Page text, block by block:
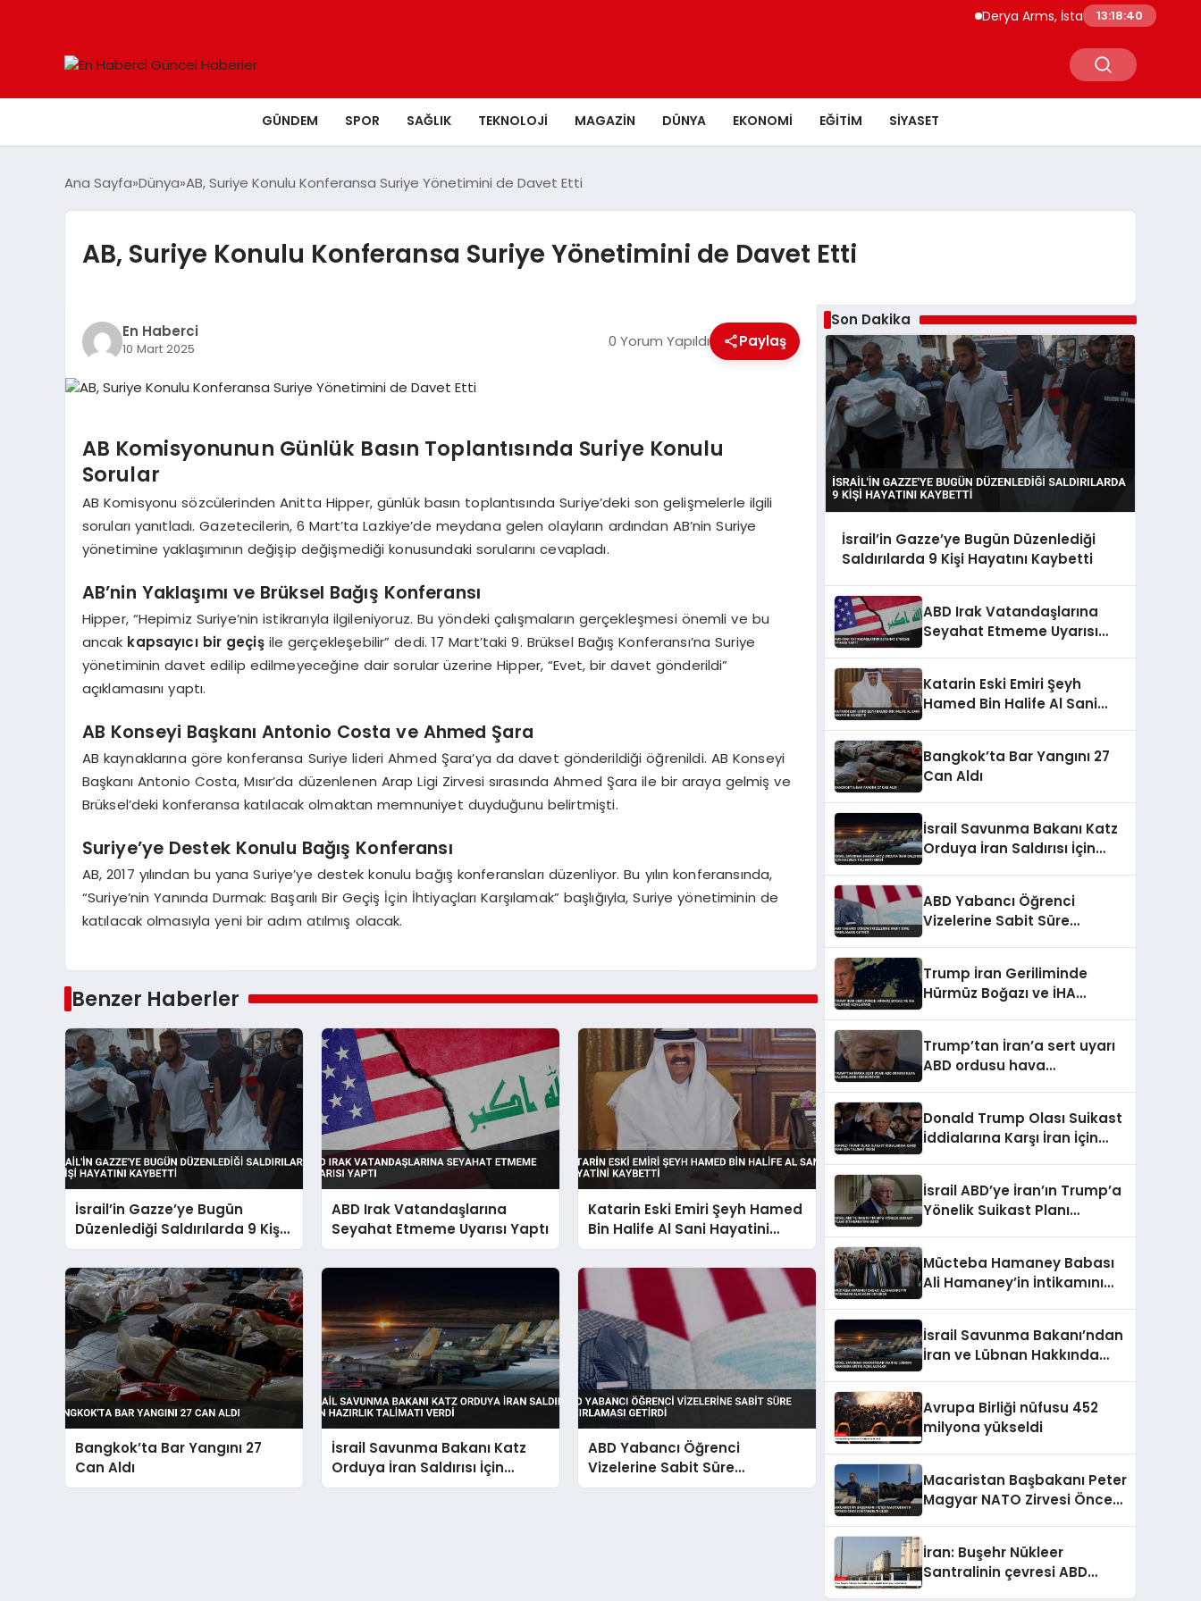
Derya Arms, İstanbul Prohunt
13:18:40
GÜNDEM SPOR SAĞLIK TEKNOLOJI MAGAZIN DÜNYA EKONOMI EĞITIM SIYASET
Ana Sayfa Dünya AB, Suriye Konulu Konferansa Suriye Yönetimini de Davet Etti
AB, Suriye Konulu Konferansa Suriye Yönetimini de Davet Etti
En Haberci
10 Mart 2025 0 Yorum Yapıldı Paylaş
AB Komisyonunun Günlük Basın Toplantısında Suriye Konulu
Sorular
AB Komisyonu sözcülerinden Anitta Hipper, günlük basın toplantısında Suriye’deki son gelişmelerle ilgili
soruları yanıtladı. Gazetecilerin, 6 Mart’ta Lazkiye’de meydana gelen olayların ardından AB’nin Suriye
yönetimine yaklaşımının değişip değişmediği konusundaki sorularını cevapladı.
AB’nin Yaklaşımı ve Brüksel Bağış Konferansı
Hipper, “Hepimiz Suriye’nin istikrarıyla ilgileniyoruz. Bu yöndeki çalışmaların gerçekleşmesi önemli ve bu
ancak kapsayıcı bir geçişile gerçekleşebilir” dedi. 17 Mart’taki 9. Brüksel Bağış Konferansı’na Suriye
yönetiminin davet edilip edilmeyeceğine dair sorular üzerine Hipper, “Evet, bir davet gönderildi”
açıklamasını yaptı.
AB Konseyi Başkanı Antonio Costa ve Ahmed Şara
AB kaynaklarına göre konferansa Suriye lideri Ahmed Şara’ya da davet gönderildiği öğrenildi. AB Konseyi
Başkanı Antonio Costa, Mısır’da düzenlenen Arap Ligi Zirvesi sırasında Ahmed Şara ile bir araya gelmiş ve
Brüksel’deki konferansa katılacak olmaktan memnuniyet duyduğunu belirtmişti.
Suriye’ye Destek Konulu Bağış Konferansı
AB, 2017 yılından bu yana Suriye’ye destek konulu bağış konferansları düzenliyor. Bu yılın konferansında,
“Suriye’nin Yanında Durmak: Başarılı Bir Geçiş İçin İhtiyaçları Karşılamak” başlığıyla, Suriye yönetiminin de
katılacak olmasıyla yeni bir adım atılmış olacak.
Benzer Haberler
İsrail’in Gazze’ye Bugün
Düzenlediği Saldırılarda 9 Kişi
Hayatını Kaybetti
ABD Irak Vatandaşlarına
Seyahat Etmeme Uyarısı Yaptı
Katarin Eski Emiri Şeyh Hamed
Bin Halife Al Sani Hayatini
Kaybetti
Bangkok’ta Bar Yangını 27
Can Aldı
İsrail Savunma Bakanı Katz
Orduya İran Saldırısı İçin
Hazırlık Talimatı Verdi
ABD Yabancı Öğrenci
Vizelerine Sabit Süre
Sınırlaması Getirdi
Son Dakika
İsrail’in Gazze’ye Bugün Düzenlediği
Saldırılarda 9 Kişi Hayatını Kaybetti
ABD Irak Vatandaşlarına
Seyahat Etmeme Uyarısı
Katarin Eski Emiri Şeyh
Hamed Bin Halife Al Sani
Bangkok’ta Bar Yangını 27
Can Aldı
İsrail Savunma Bakanı Katz
Orduya İran Saldırısı İçin
ABD Yabancı Öğrenci
Vizelerine Sabit Süre
Trump İran Geriliminde
Hürmüz Boğazı ve İHA
Trump’tan İran’a sert uyarı
ABD ordusu hava
Donald Trump Olası Suikast
İddialarına Karşı İran İçin
İsrail ABD’ye İran’ın Trump’a
Yönelik Suikast Planı
Mücteba Hamaney Babası
Ali Hamaney’in İntikamını
İsrail Savunma Bakanı’ndan
İran ve Lübnan Hakkında
Avrupa Birliği nüfusu 452
milyona yükseldi
Macaristan Başbakanı Peter
Magyar NATO Zirvesi Öncesi
İran: Buşehr Nükleer
Santralinin çevresi ABD